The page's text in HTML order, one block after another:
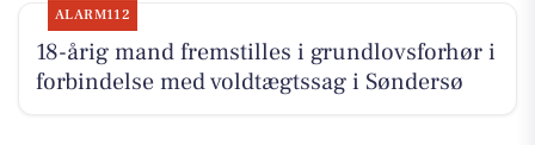
ALARM112
18-årig mand fremstilles i grundlovsforhør i
forbindelse med voldtægtssag i Søndersø